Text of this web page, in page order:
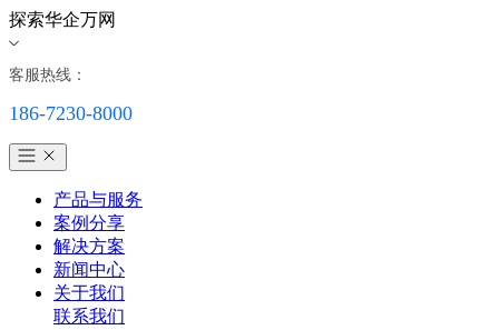
探索华企万网
客服热线：
186-7230-8000
产品与服务
案例分享
解决方案
新闻中心
关于我们
联系我们